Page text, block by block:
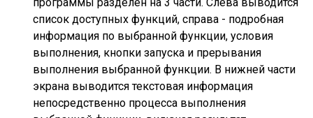
список доступных функций, справа - подробная
информация по выбранной функции, условия
выполнения, кнопки запуска и прерывания
выполнения выбранной функции. В нижней части
экрана выводится текстовая информация
непосредственно процесса выполнения